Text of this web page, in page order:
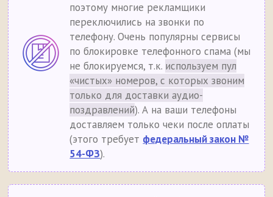
поэтому многие рекламщики
переключились на звонки по
телефону. Очень популярны сервисы
по блокировке телефонного спама (мы
не блокируемся, т.к. используем пул
«чистых» номеров, с которых звоним
только для доставки аудио-
поздравлений). А на ваши телефоны
доставляем только чеки после оплаты
(этого требует федеральный закон №
54-ФЗ).